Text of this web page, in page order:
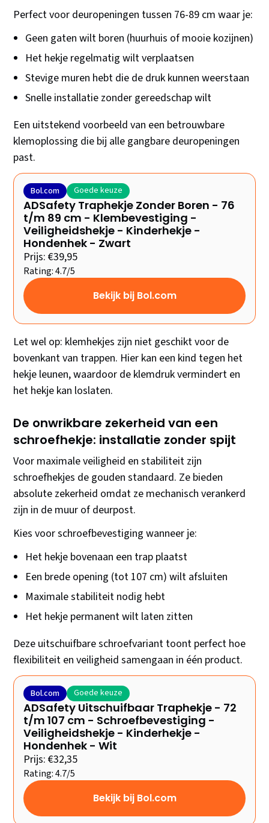
Perfect voor deuropeningen tussen 76-89 cm waar je:
Geen gaten wilt boren (huurhuis of mooie kozijnen)
Het hekje regelmatig wilt verplaatsen
Stevige muren hebt die de druk kunnen weerstaan
Snelle installatie zonder gereedschap wilt
Een uitstekend voorbeeld van een betrouwbare
klemoplossing die bij alle gangbare deuropeningen
past.
Bol.com Goede keuze
ADSafety Traphekje Zonder Boren - 76
t/m 89 cm - Klembevestiging -
Veiligheidshekje - Kinderhekje -
Hondenhek - Zwart
Prijs: €39,95
Rating: 4.7/5
Bekijk bij Bol.com
Let wel op: klemhekjes zijn niet geschikt voor de
bovenkant van trappen. Hier kan een kind tegen het
hekje leunen, waardoor de klemdruk vermindert en
het hekje kan loslaten.
De onwrikbare zekerheid van een
schroefhekje: installatie zonder spijt
Voor maximale veiligheid en stabiliteit zijn
schroefhekjes de gouden standaard. Ze bieden
absolute zekerheid omdat ze mechanisch verankerd
zijn in de muur of deurpost.
Kies voor schroefbevestiging wanneer je:
Het hekje bovenaan een trap plaatst
Een brede opening (tot 107 cm) wilt afsluiten
Maximale stabiliteit nodig hebt
Het hekje permanent wilt laten zitten
Deze uitschuifbare schroefvariant toont perfect hoe
flexibiliteit en veiligheid samengaan in één product.
Bol.com Goede keuze
ADSafety Uitschuifbaar Traphekje - 72
t/m 107 cm - Schroefbevestiging -
Veiligheidshekje - Kinderhekje -
Hondenhek - Wit
Prijs: €32,35
Rating: 4.7/5
Bekijk bij Bol.com